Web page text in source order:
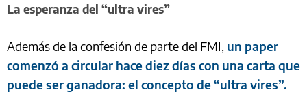
La esperanza del “ultra vires”
Además de la confesión de parte del FMI, un paper
comenzó a circular hace diez días con una carta que
puede ser ganadora: el concepto de “ultra vires”.